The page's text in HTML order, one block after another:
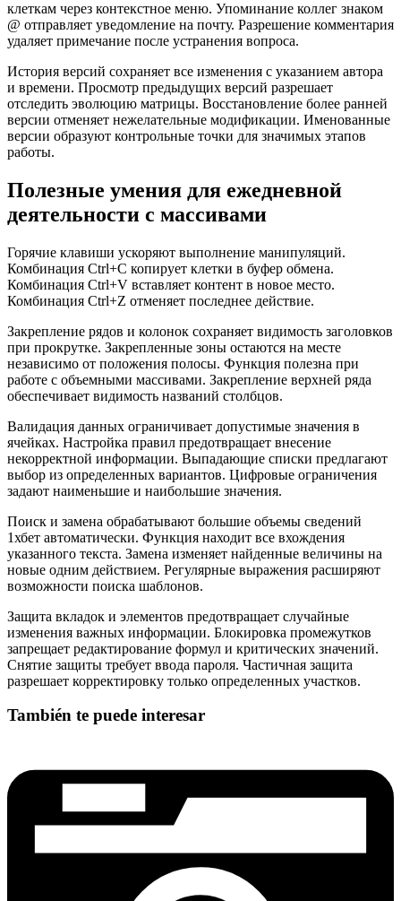
клеткам через контекстное меню. Упоминание коллег знаком
@ отправляет уведомление на почту. Разрешение комментария
удаляет примечание после устранения вопроса.
История версий сохраняет все изменения с указанием автора
и времени. Просмотр предыдущих версий разрешает
отследить эволюцию матрицы. Восстановление более ранней
версии отменяет нежелательные модификации. Именованные
версии образуют контрольные точки для значимых этапов
работы.
Полезные умения для ежедневной
деятельности с массивами
Горячие клавиши ускоряют выполнение манипуляций.
Комбинация Ctrl+C копирует клетки в буфер обмена.
Комбинация Ctrl+V вставляет контент в новое место.
Комбинация Ctrl+Z отменяет последнее действие.
Закрепление рядов и колонок сохраняет видимость заголовков
при прокрутке. Закрепленные зоны остаются на месте
независимо от положения полосы. Функция полезна при
работе с объемными массивами. Закрепление верхней ряда
обеспечивает видимость названий столбцов.
Валидация данных ограничивает допустимые значения в
ячейках. Настройка правил предотвращает внесение
некорректной информации. Выпадающие списки предлагают
выбор из определенных вариантов. Цифровые ограничения
задают наименьшие и наибольшие значения.
Поиск и замена обрабатывают большие объемы сведений
1хбет автоматически. Функция находит все вхождения
указанного текста. Замена изменяет найденные величины на
новые одним действием. Регулярные выражения расширяют
возможности поиска шаблонов.
Защита вкладок и элементов предотвращает случайные
изменения важных информации. Блокировка промежутков
запрещает редактирование формул и критических значений.
Снятие защиты требует ввода пароля. Частичная защита
разрешает корректировку только определенных участков.
También te puede interesar